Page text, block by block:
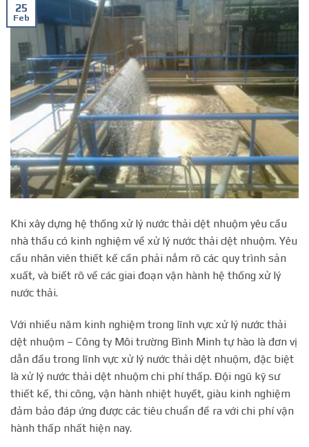
25
Feb
Khi xây dựng hệ thống xử lý nước thải dệt nhuộm yêu cầu
nhà thầu có kinh nghiệm về xử lý nước thải dệt nhuộm. Yêu
cầu nhân viên thiết kế cần phải nắm rõ các quy trình sản
xuất, và biết rõ về các giai đoạn vận hành hệ thống xử lý
nước thải.
Với nhiều năm kinh nghiệm trong lĩnh vực xử lý nước thải
dệt nhuộm – Công ty Môi trường Bình Minh tự hào là đơn vị
dẫn đầu trong lĩnh vực xử lý nước thải dệt nhuộm, đặc biệt
là xử lý nước thải dệt nhuộm chi phí thấp. Đội ngũ kỹ sư
thiết kế, thi công, vận hành nhiệt huyết, giàu kinh nghiệm
đảm bảo đáp ứng được các tiêu chuẩn đề ra với chi phí vận
hành thấp nhất hiện nay.